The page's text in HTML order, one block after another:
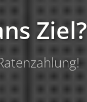
Ziel?